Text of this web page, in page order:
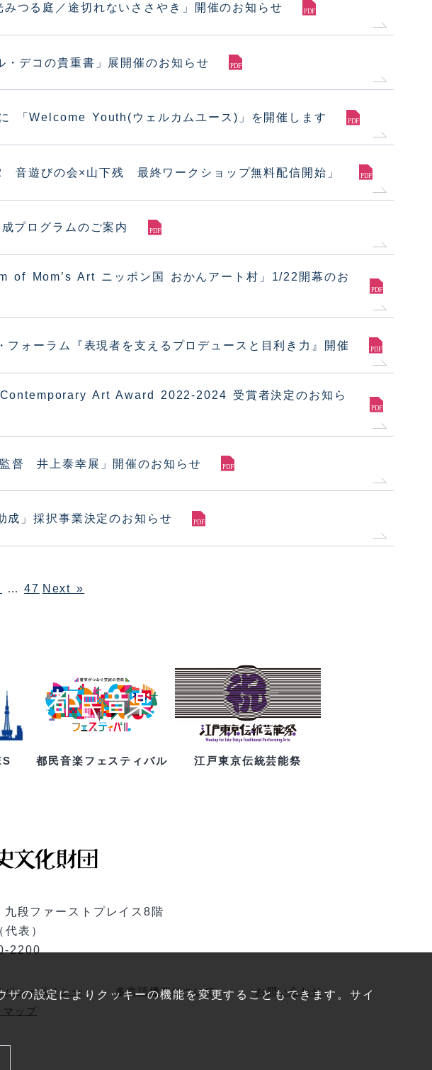
の設定によりクッキーの機能を変更することもできます。サイ
つる庭／途切れないささやき」開催のお知らせ
デコの貴重書」展開催のお知らせ
「Welcome Youth(ウェルカムユース)」を開催します
遊びの会×山下残 最終ワークショップ無料配信開始」
プログラムのご案内
of Mom’s Art ニッポン国 おかんアート村」1/22開幕のお
ォーラム『表現者を支えるプロデュースと目利き力』開催
Art Award 2022-2024 受賞者決定のお知ら
督 井上泰幸展」開催のお知らせ
」採択事業決定のお知らせ
… 47 Next »
都民音楽フェスティバル 江戸東京伝統芸能祭
段ファーストプレイス8階
表）
2200
バシーポリシー 多言語機能について
お問い合わせ
マップ